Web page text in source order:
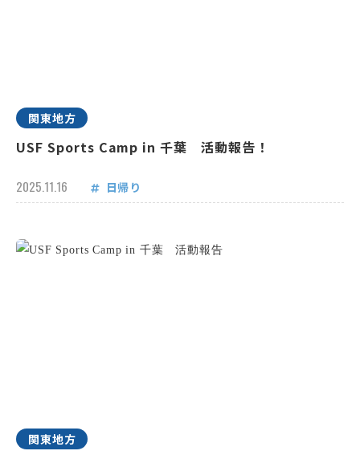
関東地方
USF Sports Camp in 千葉 活動報告！
2025.11.16 日帰り
関東地方